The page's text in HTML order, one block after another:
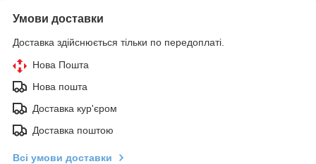
Умови доставки
Доставка здійснюється тільки по передоплаті.
Нова Пошта
Нова пошта
Доставка кур'єром
Доставка поштою
Всі умови доставки